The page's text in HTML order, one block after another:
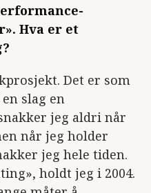
Hva er et
Det er som
slag en
jeg aldri når
når jeg holder
jeg hele tiden.
holdt jeg i 2004.